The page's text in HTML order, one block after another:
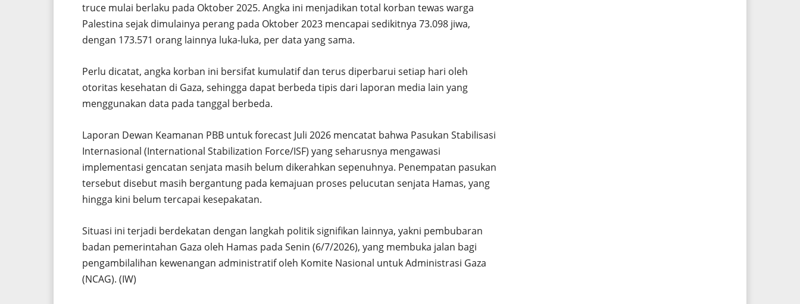
truce mulai berlaku pada Oktober 2025. Angka ini menjadikan total korban tewas warga
Palestina sejak dimulainya perang pada Oktober 2023 mencapai sedikitnya 73.098 jiwa,
dengan 173.571 orang lainnya luka-luka, per data yang sama.
Perlu dicatat, angka korban ini bersifat kumulatif dan terus diperbarui setiap hari oleh
otoritas kesehatan di Gaza, sehingga dapat berbeda tipis dari laporan media lain yang
menggunakan data pada tanggal berbeda.
Laporan Dewan Keamanan PBB untuk forecast Juli 2026 mencatat bahwa Pasukan Stabilisasi
Internasional (International Stabilization Force/ISF) yang seharusnya mengawasi
implementasi gencatan senjata masih belum dikerahkan sepenuhnya. Penempatan pasukan
tersebut disebut masih bergantung pada kemajuan proses pelucutan senjata Hamas, yang
hingga kini belum tercapai kesepakatan.
Situasi ini terjadi berdekatan dengan langkah politik signifikan lainnya, yakni pembubaran
badan pemerintahan Gaza oleh Hamas pada Senin (6/7/2026), yang membuka jalan bagi
pengambilalihan kewenangan administratif oleh Komite Nasional untuk Administrasi Gaza
(NCAG). (IW)